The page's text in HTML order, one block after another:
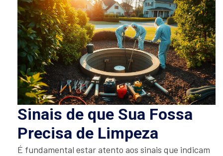
Sinais de que Sua Fossa
Precisa de Limpeza
É fundamental estar atento aos sinais que indicam